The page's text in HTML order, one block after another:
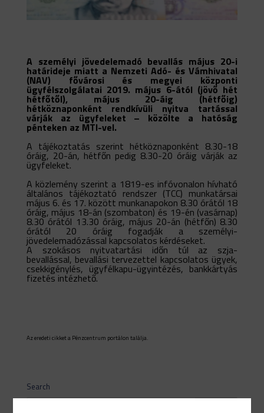
A személyi jövedelemadó bevallás május 20-i
határideje miatt a Nemzeti Adó- és Vámhivatal
(NAV) fővárosi és megyei központi
ügyfélszolgálatai 2019. május 6-ától (jövő hét
hétfőtől), május 20-áig (hétfőig)
hétköznaponként rendkívüli nyitva tartással
várják az ügyfeleket – közölte a hatóság
pénteken az MTI-vel.
A tájékoztatás szerint hétköznaponként 8.30-18
óráig, 20-án, hétfőn pedig 8.30-20 óráig várják az
ügyfeleket.
A közlemény szerint a 1819-es infóvonalon hívható
általános tájékoztató rendszer (TCC) munkatársai
május 6. és 17. között munkanapokon 8.30 órától 18
óráig, május 18-án (szombaton) és 19-én (vasárnap)
8.30 órától 13.30 óráig, május 20-án (hétfőn) 8.30
órától 20 óráig fogadják a személyi-
jövedelemadózással kapcsolatos kérdéseket.
A szokásos nyitvatartási időn túl az szja-
bevallással, bevallási tervezettel kapcsolatos ügyek,
csekkigénylés, ügyfélkapu-ügyintézés, bankkártyás
fizetés intézhető.
Az eredeti cikket a Pénzcentrum portálon találja.
Search